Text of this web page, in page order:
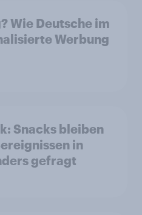
Wie Deutsche im
Werbung
Snacks bleiben
in
gefragt